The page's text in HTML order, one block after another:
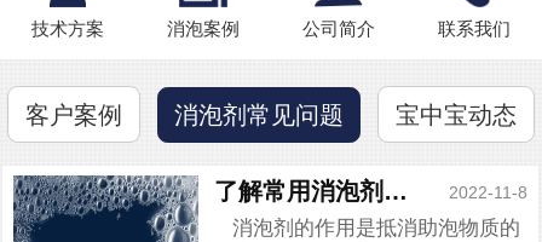
技术方案 消泡案例 公司简介 联系我们
客户案例 消泡剂常见问题 宝中宝动态
了解常用消泡剂的种类 2022-11-8
消泡剂的作用是抵消助泡物质的